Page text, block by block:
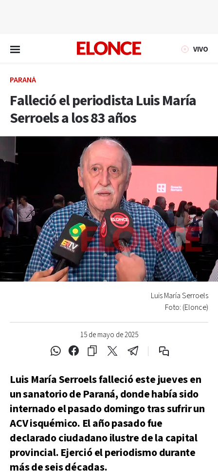
VIVO
PARANÁ
Falleció el periodista Luis María
Serroels a los 83 años
15 de mayo de 2025
Luis María Serroels
Foto: (Elonce)
Luis María Serroels falleció este jueves en
un sanatorio de Paraná, donde había sido
internado el pasado domingo tras sufrir un
ACV isquémico. El año pasado fue
declarado ciudadano ilustre de la capital
provincial. Ejerció el periodismo durante
más de seis décadas.